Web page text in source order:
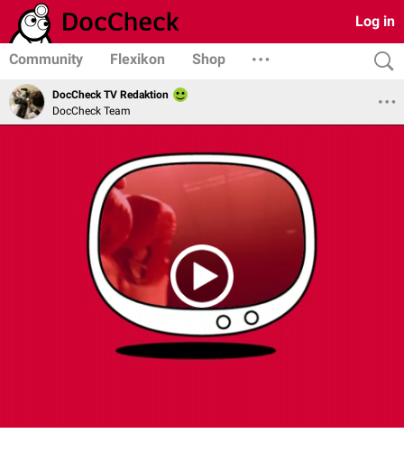
Log in
Community Flexikon Shop
DocCheck TV Redaktion
DocCheck Team